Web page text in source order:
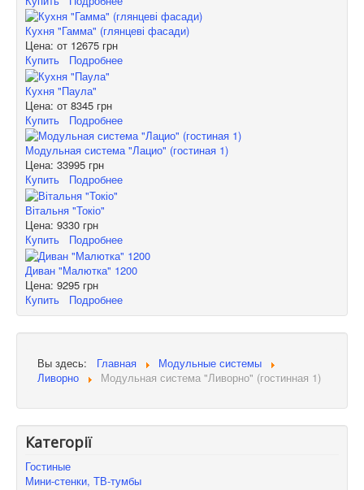
Кухня "Гамма" (глянцеві фасади)
Цена: от 12675 грн
Купить
Подробнее
Кухня "Паула"
Цена: от 8345 грн
Купить
Подробнее
Модульная система "Лацио" (гостиная 1)
Цена: 33995 грн
Купить
Подробнее
Вітальня "Токіо"
Цена: 9330 грн
Купить
Подробнее
Диван "Малютка" 1200
Цена: 9295 грн
Купить
Подробнее
Вы здесь: Главная
Модульные системы
Ливорно
Модульная система "Ливорно" (гостинная 1)
Категорії
Гостиные
Мини-стенки, ТВ-тумбы